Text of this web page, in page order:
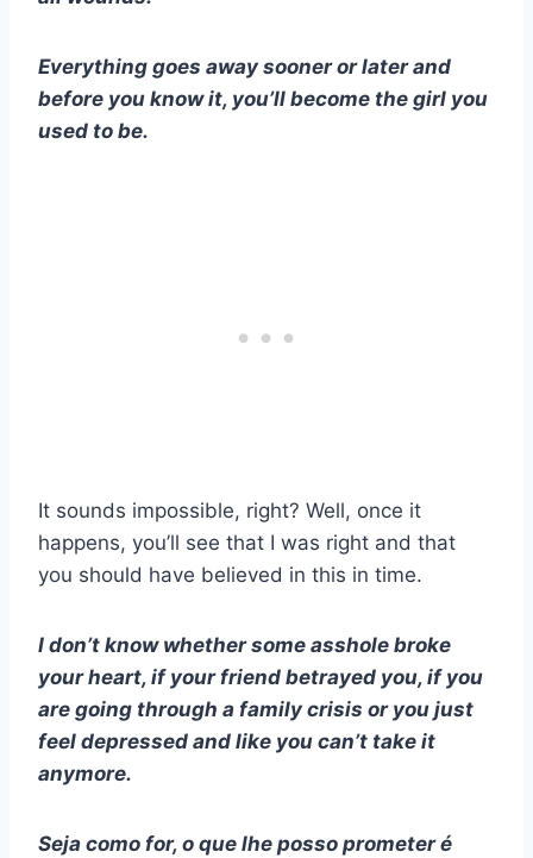
Everything goes away sooner or later and
before you know it, you’ll become the girl you
used to be.
It sounds impossible, right? Well, once it
happens, you’ll see that I was right and that
you should have believed in this in time.
I don’t know whether some asshole broke
your heart, if your friend betrayed you, if you
are going through a family crisis or you just
feel depressed and like you can’t take it
anymore.
Seja como for, o que lhe posso prometer é